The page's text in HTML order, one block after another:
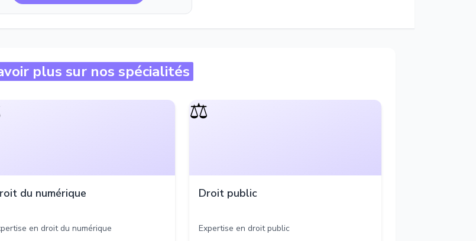
plus sur nos spécialités
du numérique
en droit du numérique
⚖️
Droit public
Expertise en droit public